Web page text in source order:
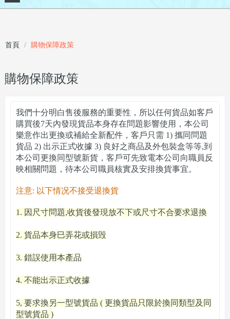
首頁 購物保障政策
購物保障政策
我們十分明白售後服務的重要性 ， 所以任何貨品如客戶
購買後7天內發現貨品本身存在問題影響使用 ， 本公司
樂意作出更換或補給全新配件 ， 客戶只需 1) 攜同問題
貨品 2) 出示正式收據 3) 良好之商品及外包裝盒等等,到
本公司更換同型號新貨 ， 客戶可先致電本公司向職員反
映相關問題 ， 待本公司職員核實及安排換貨事宜。
注意: 以下情况不接受退換貨
1. 因尺寸問題,收貨後發現放不下或尺寸不合要求退換
2. 貨品本身巳弄花或損毁
3. 錯誤使用本產品
4. 不能出示正式收據
5, 要求換另一型號貨品 ( 更換貨品只限於換同類型及同
型號貨品 )